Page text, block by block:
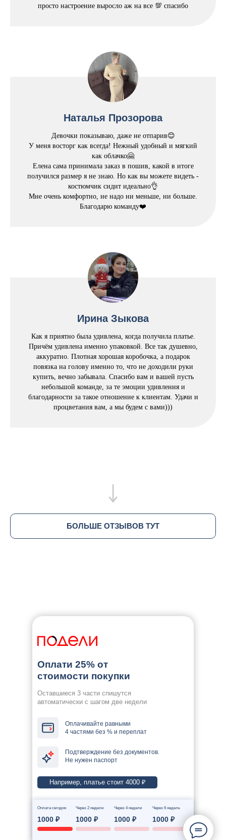
просто настроение выросло аж на все 💯 спасибо
Наталья Прозорова
Девочки показываю, даже не отпарив😊
У меня восторг как всегда! Нежный удобный и мягкий
как облачко🤗
Елена сама принимала заказ в пошив, какой в итоге
получился размер я не знаю. Но как вы можете видеть -
костюмчик сидит идеально👌
Мне очень комфортно, не надо ни меньше, ни больше.
Благодарю команду❤️
Ирина Зыкова
Как я приятно была удивлена, когда получила платье.
Причём удивлена именно упаковкой. Все так душевно,
аккуратно. Плотная хорошая коробочка, а подарок
повязка на голову именно то, что не доходили руки
купить, вечно забывала. Спасибо вам и вашей пусть
небольшой команде, за те эмоции удивления и
благодарности за такое отношение к клиентам. Удачи и
процветания вам, а мы будем с вами)))
БОЛЬШЕ ОТЗЫВОВ ТУТ
Оплати 25% от
стоимости покупки
Оставшиеся 3 части спишутся
автоматически с шагом две недели
Оплачивайте равными
4 частями без % и переплат
Подтверждение без документов.
Не нужен паспорт
Например, платье стоит 4000 ₽
Оплата сегодня Через 2 недели Через 4 недели Через 6 недель
1000 ₽ 1000 ₽ 1000 ₽ 1000 ₽